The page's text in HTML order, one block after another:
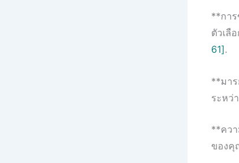
**กา
ตัวเลื
61].
**มา
ระหว่
**คว
ของคุ